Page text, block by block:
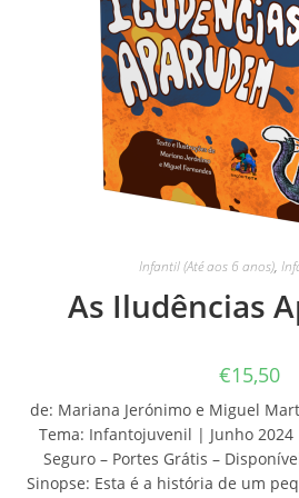
Infantil (Até aos 6 anos),
As Iludências
€15,50
de: Mariana Jerónimo e Miguel
Tema: Infantojuvenil | Junho
Seguro – Portes Grátis –
Sinopse: Esta é a história de um